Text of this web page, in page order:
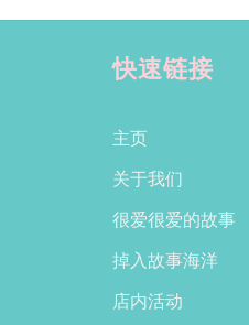
快速链接
主页
关于我们
很爱很爱的故事
掉入故事海洋
店内活动